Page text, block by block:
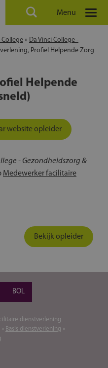
Menu
College » Da Vinci College -
Profiel Helpende Zorg
Helpende
website opleider
- Gezondheidszorg &
Medewerker facilitaire
Bekijk opleider
BOL
dienstverlening
» Basis dienstverlening »